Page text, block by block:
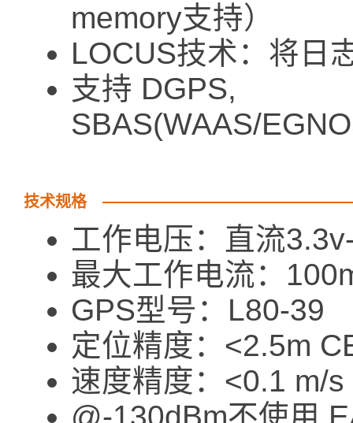
memory支持）
LOCUS技术：将日
支持 DGPS,
SBAS(WAAS/
技术规格
工作电压：直流
最大工作电流：
GPS型号：L80-39
定位精度：<2.5m
速度精度：<0.1 m/s